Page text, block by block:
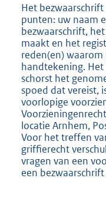
Het
punten: uw naam
bezwaarschrift,
maakt en het
reden(en)
handtekening.
schorst het
spoed dat vereist,
voorlopige
locatie Arnhem,
Voor het treffen
griffierecht
vragen van een
een